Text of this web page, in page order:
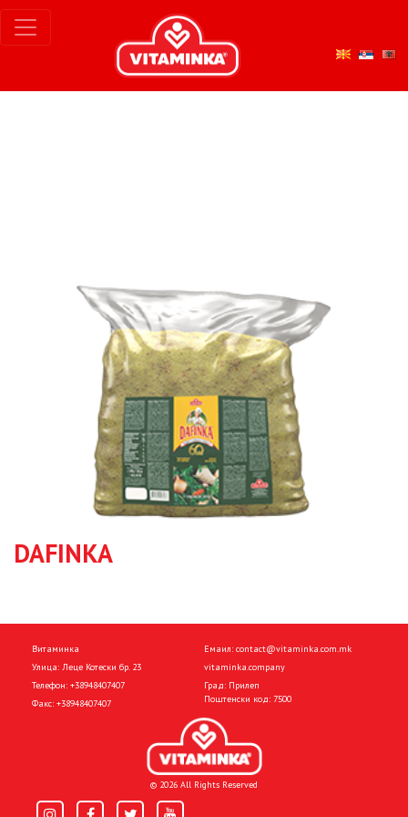
DAFINKA
Витаминка
Улица: Леце Котески бр. 23
Телефон: +38948407407
Факс: +38948407407
Емаил: contact@vitaminka.com.mk
vitaminka.company
Град: Прилеп
Поштенски код: 7500
© 2026 All Rights Reserved